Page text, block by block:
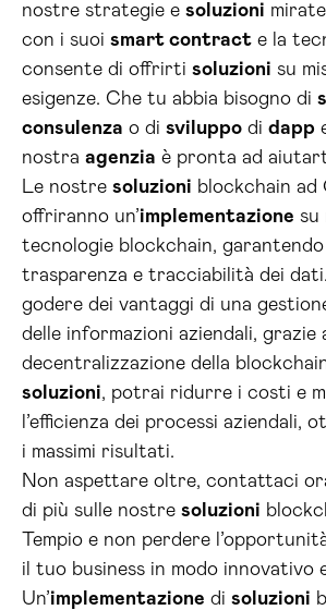
nostre strategie e soluzioni
con i suoi smart contract e la
consente di offrirti soluzioni su
esigenze. Che tu abbia bisogno di
consulenza o di sviluppo di dapp
nostra agenzia è pronta ad
Le nostre soluzioni blockchain ad
offriranno un’implementazione su
tecnologie blockchain,
trasparenza e tracciabilità dei
godere dei vantaggi di una
delle informazioni aziendali, grazie
decentralizzazione della
soluzioni, potrai ridurre i costi e
l’efficienza dei processi aziendali,
i massimi risultati.
Non aspettare oltre, contattaci
di più sulle nostre soluzioni
Tempio e non perdere
il tuo business in modo innovativo
Un’implementazione di soluzioni